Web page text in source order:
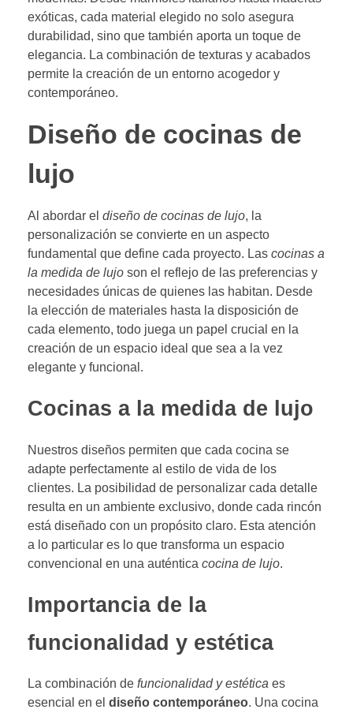
exóticas, cada material elegido no solo asegura
durabilidad, sino que también aporta un toque de
elegancia. La combinación de texturas y acabados
permite la creación de un entorno acogedor y
contemporáneo.
Diseño de cocinas de
lujo
Al abordar el diseño de cocinas de lujo, la
personalización se convierte en un aspecto
fundamental que define cada proyecto. Las cocinas a
la medida de lujo son el reflejo de las preferencias y
necesidades únicas de quienes las habitan. Desde
la elección de materiales hasta la disposición de
cada elemento, todo juega un papel crucial en la
creación de un espacio ideal que sea a la vez
elegante y funcional.
Cocinas a la medida de lujo
Nuestros diseños permiten que cada cocina se
adapte perfectamente al estilo de vida de los
clientes. La posibilidad de personalizar cada detalle
resulta en un ambiente exclusivo, donde cada rincón
está diseñado con un propósito claro. Esta atención
a lo particular es lo que transforma un espacio
convencional en una auténtica cocina de lujo.
Importancia de la
funcionalidad y estética
La combinación de funcionalidad y estética es
esencial en el diseño contemporáneo. Una cocina